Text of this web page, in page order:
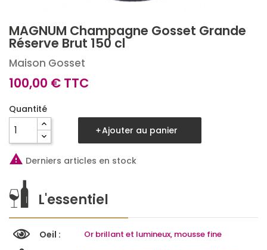
MAGNUM Champagne Gosset Grande
Réserve Brut 150 cl
Maison Gosset
100,00 € TTC
Quantité
Ajouter au panier
 Derniers articles en stock
L'essentiel
Oeil : Or brillant et lumineux, mousse fine